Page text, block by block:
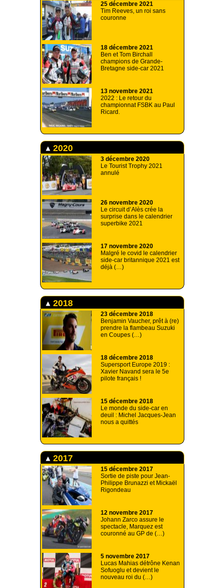
25 décembre 2021
Tim Reeves, un roi sans
couronne
18 décembre 2021
Ben et Tom Birchall
champions de Grande-
Bretagne side-car 2021
13 novembre 2021
2022 : Le retour du
championnat FSBK au Paul
Ricard.
2020
3 décembre 2020
Le Tourist Trophy 2021
annulé
26 novembre 2020
Le circuit d’Alès crée la
surprise dans le calendrier
superbike 2021
17 novembre 2020
Malgré le covid le calendrier
side-car britannique 2021 est
déjà (…)
2018
23 décembre 2018
Benjamin Vaucher, prêt à (re)
prendre la flambeau Suzuki
en Coupes (…)
18 décembre 2018
Supersport Europe 2019 :
Xavier Navand sera le 5e
pilote français !
15 décembre 2018
Le monde du side-car en
deuil : Michel Jacques-Jean
nous a quittés
2017
15 décembre 2017
Sortie de piste pour Jean-
Philippe Brunazzi et Mickaël
Rigondeau
12 novembre 2017
Johann Zarco assure le
spectacle, Marquez est
couronné au GP de (…)
5 novembre 2017
Lucas Mahias détrône Kenan
Sofuoglu et devient le
nouveau roi du (…)